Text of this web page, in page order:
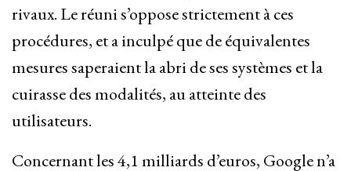
rivaux. Le réuni s’oppose strictement à ces
procédures, et a inculpé que de équivalentes
mesures saperaient la abri de ses systèmes et la
cuirasse des modalités, au atteinte des
utilisateurs.
Concernant les 4,1 milliards d’euros, Google n’a